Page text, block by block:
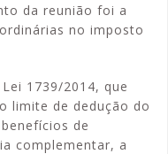
da reunião foi a
no imposto
1739/2014, que
limite de dedução do
de
complementar, a